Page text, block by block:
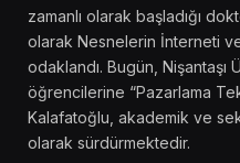
zamanlı olarak başladığı
olarak Nesnelerin İnterneti
odaklandı. Bugün, Nişantaşı
öğrencilerine “Pazarlama
Kalafatoğlu, akademik ve
olarak sürdürmektedir.